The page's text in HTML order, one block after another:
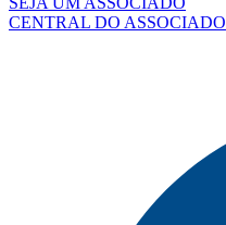
CENTRAL DO ASSOCIADO